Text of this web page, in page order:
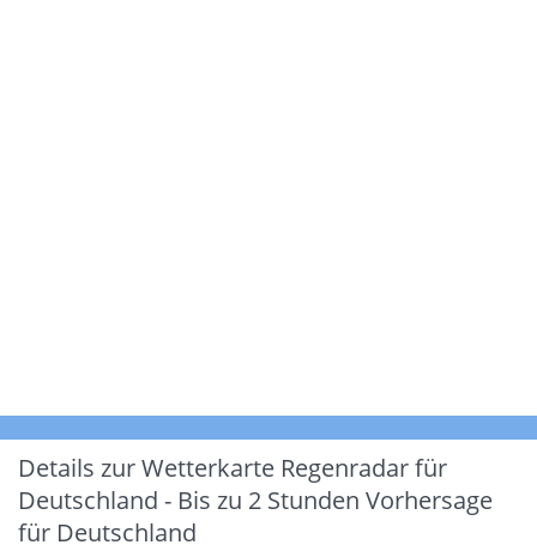
Details zur Wetterkarte Regenradar für
Deutschland - Bis zu 2 Stunden Vorhersage
für Deutschland